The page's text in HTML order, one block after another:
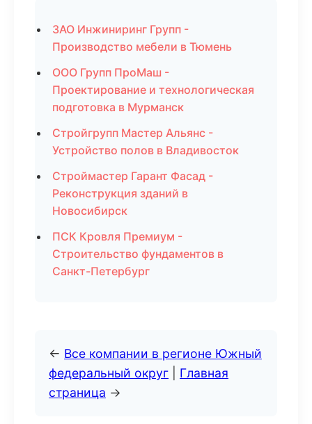
ЗАО Инжиниринг Групп -
Производство мебели в Тюмень
ООО Групп ПроМаш -
Проектирование и технологическая
подготовка в Мурманск
Стройгрупп Мастер Альянс -
Устройство полов в Владивосток
Строймастер Гарант Фасад -
Реконструкция зданий в
Новосибирск
ПСК Кровля Премиум -
Строительство фундаментов в
Санкт-Петербург
← Все компании в регионе Южный
федеральный округ
Главная
страница →